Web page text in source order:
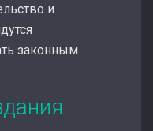
и
законным